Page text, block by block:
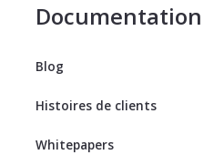
Documentation
Blog
Histoires de clients
Whitepapers